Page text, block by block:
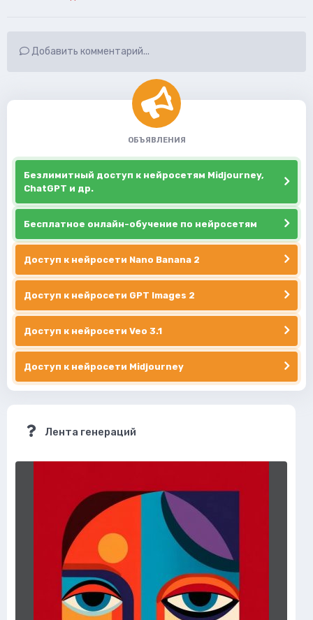
Добавить комментарий...
ОБЪЯВЛЕНИЯ
Безлимитный доступ к нейросетям Midjourney,
ChatGPT и др.
Бесплатное онлайн-обучение по нейросетям
Доступ к нейросети Nano Banana 2
Доступ к нейросети GPT Images 2
Доступ к нейросети Veo 3.1
Доступ к нейросети Midjourney
Лента генераций